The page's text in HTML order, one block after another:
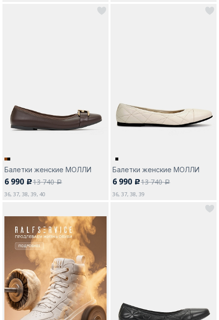
Балетки женские МОЛЛИ
6 990 c13 740a
36, 37, 38, 39, 40
Балетки женские МОЛЛИ
6 990 c13 740a
36, 37, 38, 39